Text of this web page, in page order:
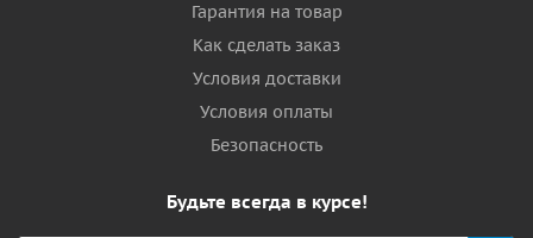
Гарантия на товар
Как сделать заказ
Условия доставки
Условия оплаты
Безопасность
Будьте всегда в курсе!